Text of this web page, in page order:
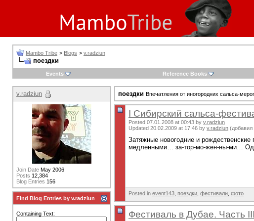
Mambo Tribe > Blogs > v.radziun
поездки
Events
Reference Books
поездки Впечатления от иногородних сальса-
I Сибирский сальса-
Posted 07.01.2008 at 00:43 by v.radziun
Updated 20.02.2009 at 17:46 by v.radziun (добавил
Затяжные новогодние и
медленными… за-тор-мо-жен-ны-ми…
Posted in event143 поездки фестивали фото
Фестиваль в Дубае. Часть
v.radziun
Join Date May 2006
Posts 12,384
Blog Entries 156
Find Blog Entries by v.radziun
Containing Text: